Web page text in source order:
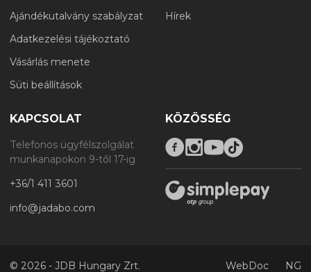
Ajándékutalvány szabályzat
Adatkezelési tájékoztató
Vásárlás menete
Süti beállítások
Hírek
KAPCSOLAT
Telefonos ügyfélszolgálat
munkanapokon 9-től 17-ig
+36/1 411 3601
info@jadabo.com
KÖZÖSSÉG
© 2026 - JDB Hungary Zrt. WebDoc NG